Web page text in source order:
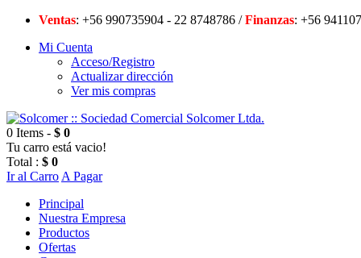
Ventas: +56 990735904 - 22 8748786 /Finanzas: +56
Mi Cuenta
Acceso/Registro
Actualizar dirección
Ver mis compras
0 Items - $ 0
Tu carro está vacio!
Total : $ 0
Ir al Carro A Pagar
Principal
Nuestra Empresa
Productos
Ofertas